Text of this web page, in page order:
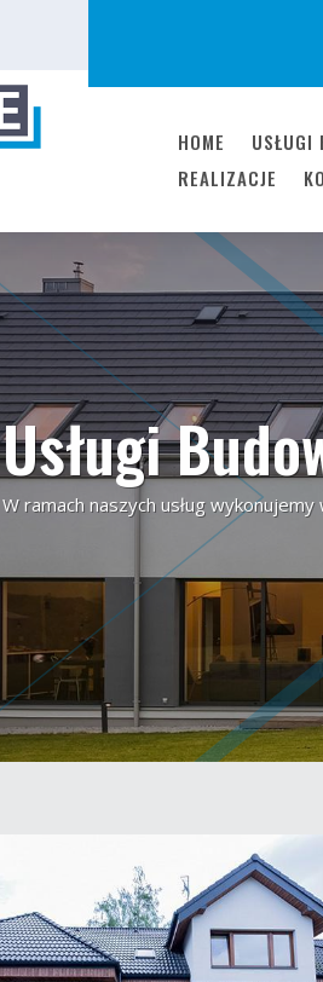
HOME USŁUGI
REALIZACJE
Usługi
W ramach naszych usług